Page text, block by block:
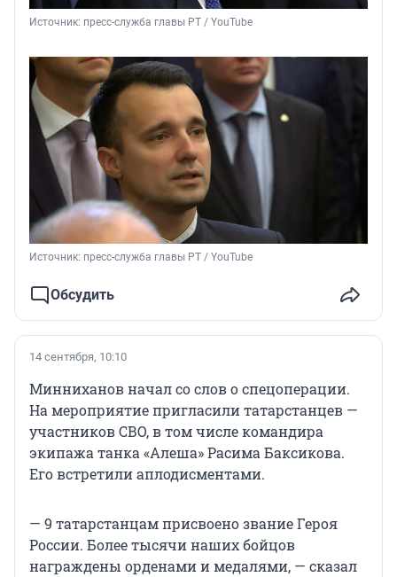
Источник: пресс-служба главы РТ / YouTube
Источник: пресс-служба главы РТ / YouTube
Обсудить
14 сентября, 10:10
Минниханов начал со слов о спецоперации.
На мероприятие пригласили татарстанцев —
участников СВО, в том числе командира
экипажа танка «Алеша» Расима Баксикова.
Его встретили аплодисментами.
— 9 татарстанцам присвоено звание Героя
России. Более тысячи наших бойцов
награждены орденами и медалями, — сказал